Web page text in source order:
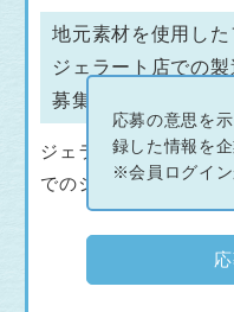
地元素材を使用し
ジェラート店での
募集
ジェラート製造未経験
でのジェラート製造兼
応募の意思を
録した情報を
※会員ログイ